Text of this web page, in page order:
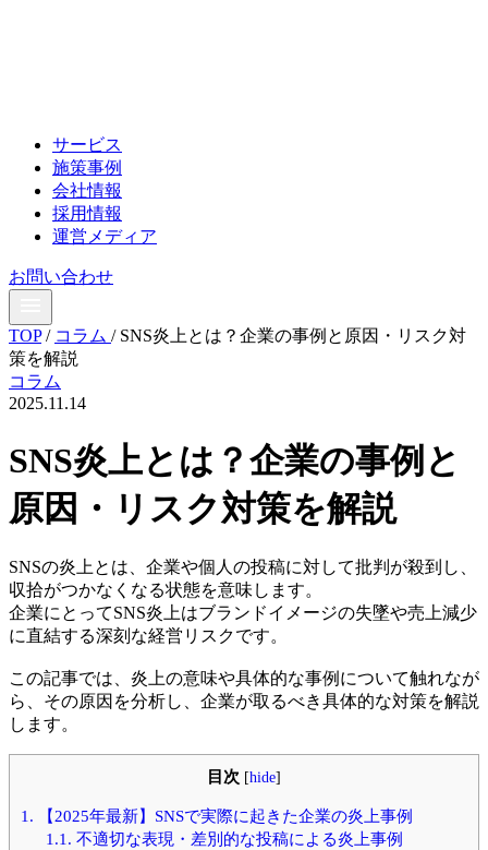
サービス
施策事例
会社情報
採用情報
運営メディア
お問い合わせ
TOP / コラム / SNS炎上とは？企業の事例と原因・リスク対
策を解説
コラム
2025.11.14
SNS炎上とは？企業の事例と
原因・リスク対策を解説
SNSの炎上とは、企業や個人の投稿に対して批判が殺到し、
収拾がつかなくなる状態を意味します。
企業にとってSNS炎上はブランドイメージの失墜や売上減少
に直結する深刻な経営リスクです。
この記事では、炎上の意味や具体的な事例について触れなが
ら、その原因を分析し、企業が取るべき具体的な対策を解説
します。
目次 [hide]
1. 【2025年最新】SNSで実際に起きた企業の炎上事例
1.1. 不適切な表現・差別的な投稿による炎上事例